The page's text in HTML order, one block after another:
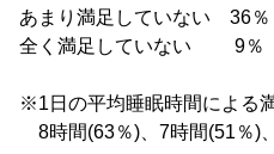
あまり満足していない 36％
全く満足していない 9％
※1日の平均睡眠時間による
8時間(63％)、7時間(51％)